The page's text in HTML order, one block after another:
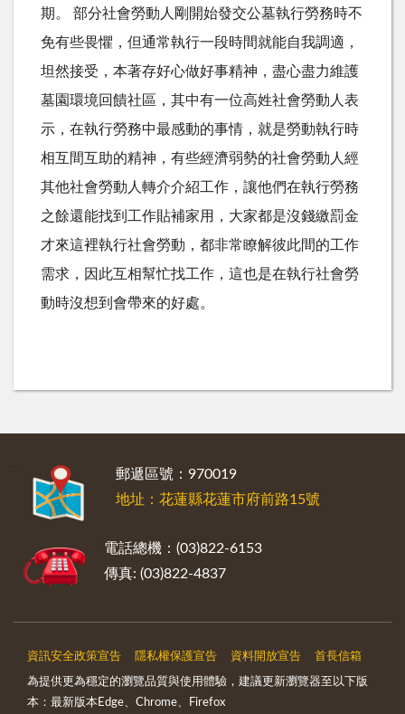
期。 部分社會勞動人剛開始發交公墓執行勞務時不
免有些畏懼，但通常執行一段時間就能自我調適，
坦然接受，本著存好心做好事精神，盡心盡力維護
墓園環境回饋社區，其中有一位高姓社會勞動人表
示，在執行勞務中最感動的事情，就是勞動執行時
相互間互助的精神，有些經濟弱勢的社會勞動人經
其他社會勞動人轉介介紹工作，讓他們在執行勞務
之餘還能找到工作貼補家用，大家都是沒錢繳罰金
才來這裡執行社會勞動，都非常瞭解彼此間的工作
需求，因此互相幫忙找工作，這也是在執行社會勞
動時沒想到會帶來的好處。
郵遞區號：970019
地址：花蓮縣花蓮市府前路15號
電話總機：(03)822-6153
傳真: (03)822-4837
資訊安全政策宣告 隱私權保護宣告 資料開放宣告 首長信箱
為提供更為穩定的瀏覽品質與使用體驗，建議更新瀏覽器至以下版
本：最新版本Edge、Chrome、Firefox